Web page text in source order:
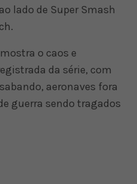
lado de Super Smash
o caos e
da série, com
aeronaves fora
guerra sendo tragados